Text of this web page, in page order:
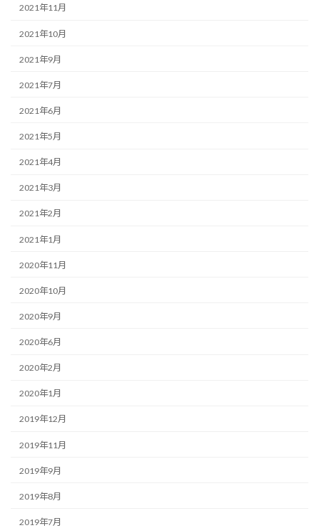
2021年11月
2021年10月
2021年9月
2021年7月
2021年6月
2021年5月
2021年4月
2021年3月
2021年2月
2021年1月
2020年11月
2020年10月
2020年9月
2020年6月
2020年2月
2020年1月
2019年12月
2019年11月
2019年9月
2019年8月
2019年7月